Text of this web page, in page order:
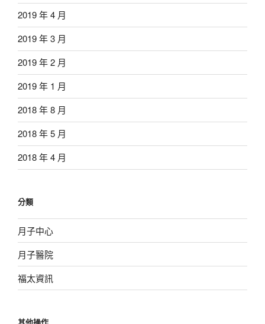
2019 年 4 月
2019 年 3 月
2019 年 2 月
2019 年 1 月
2018 年 8 月
2018 年 5 月
2018 年 4 月
分類
月子中心
月子醫院
福太資訊